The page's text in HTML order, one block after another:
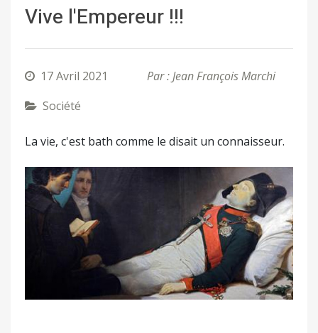
Vive l'Empereur !!!
17 Avril 2021
Par : Jean François Marchi
Société
La vie, c'est bath comme le disait un connaisseur.